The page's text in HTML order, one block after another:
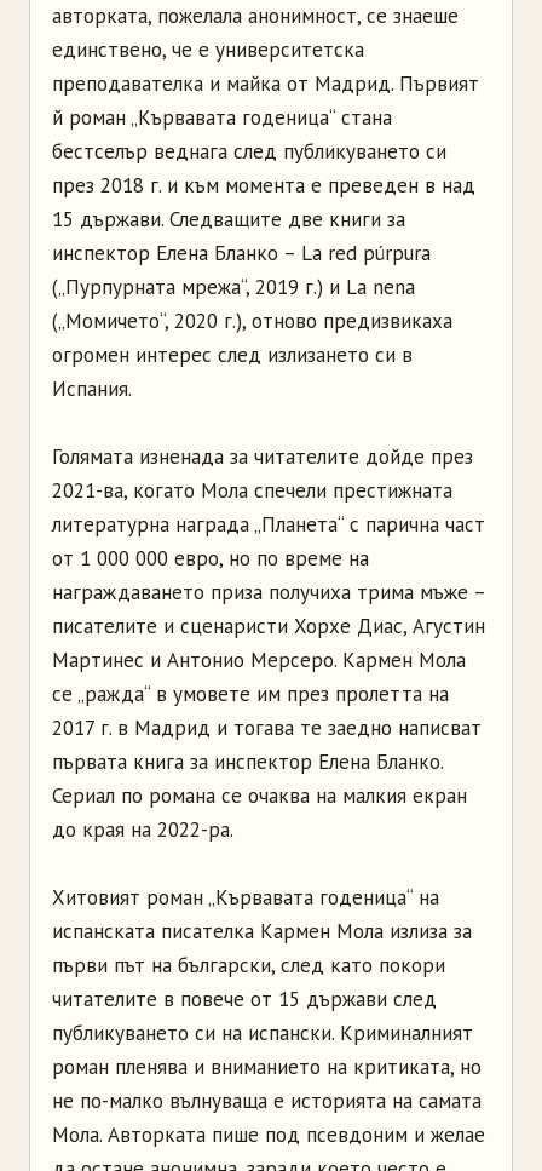
авторката, пожелала анонимност, се знаеше
единствено, че е университетска
преподавателка и майка от Мадрид. Първият
й роман „Кървавата годеница“ стана
бестселър веднага след публикуването си
през 2018 г. и към момента е преведен в над
15 държави. Следващите две книги за
инспектор Елена Бланко – La red púrpura
(„Пурпурната мрежа“, 2019 г.) и La nena
(„Момичето“, 2020 г.), отново предизвикаха
огромен интерес след излизането си в
Испания.
Голямата изненада за читателите дойде през
2021-ва, когато Мола спечели престижната
литературна награда „Планета“ с парична част
от 1 000 000 евро, но по време на
награждаването приза получиха трима мъже –
писателите и сценаристи Хорхе Диас, Агустин
Мартинес и Антонио Мерсеро. Кармен Мола
се „ражда“ в умовете им през пролетта на
2017 г. в Мадрид и тогава те заедно написват
първата книга за инспектор Елена Бланко.
Сериал по романа се очаква на малкия екран
до края на 2022-ра.
Хитовият роман „Кървавата годеница“ на
испанската писателка Кармен Мола излиза за
първи път на български, след като покори
читателите в повече от 15 държави след
публикуването си на испански. Криминалният
роман пленява и вниманието на критиката, но
не по-малко вълнуваща е историята на самата
Мола. Авторката пише под псевдоним и желае